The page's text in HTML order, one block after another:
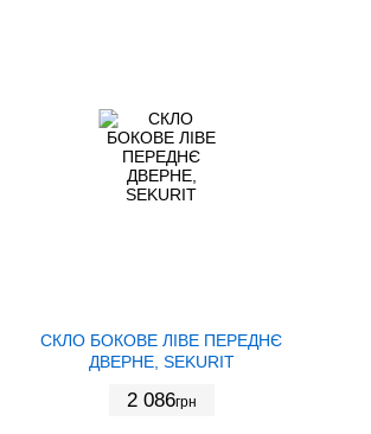
СКЛО БОКОВЕ ЛІВЕ ПЕРЕДНЄ
ДВЕРНЕ, SEKURIT
2 086грн